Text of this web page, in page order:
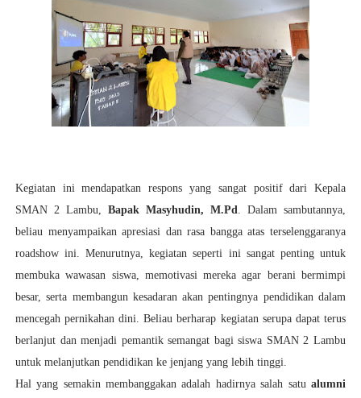
Kegiatan ini mendapatkan respons yang sangat positif dari Kepala
SMAN 2 Lambu, Bapak Masyhudin, M.Pd . Dalam sambutannya,
beliau menyampaikan apresiasi dan rasa bangga atas terselenggaranya
roadshow ini. Menurutnya, kegiatan seperti ini sangat penting untuk
membuka wawasan siswa, memotivasi mereka agar berani bermimpi
besar, serta membangun kesadaran akan pentingnya pendidikan dalam
mencegah pernikahan dini. Beliau berharap kegiatan serupa dapat terus
berlanjut dan menjadi pemantik semangat bagi siswa SMAN 2 Lambu
untuk melanjutkan pendidikan ke jenjang yang lebih tinggi.
Hal yang semakin membanggakan adalah hadirnya salah satualumni